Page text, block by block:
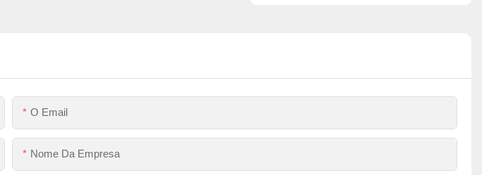
O Email
Nome Da Empresa